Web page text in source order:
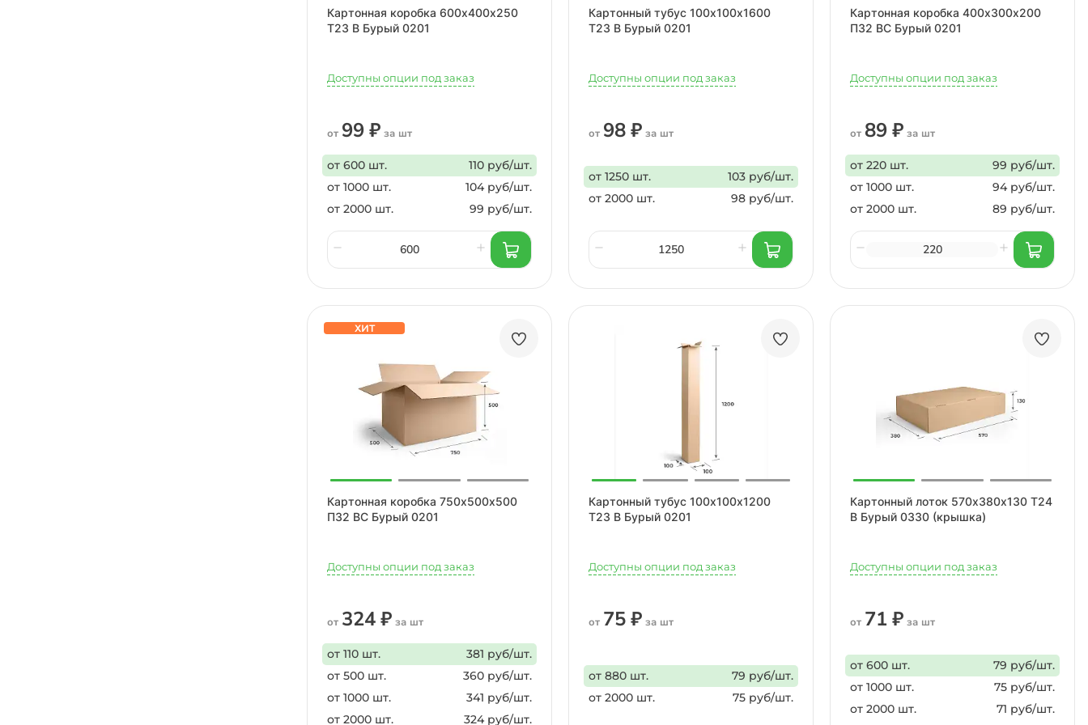
Картонная коробка 600х400х250
Т23 B Бурый 0201
Доступны опции под заказ
от 99 ₽ за шт
от 600 шт.
110 руб/шт.
от 1000 шт.
104 руб/шт.
от 2000 шт.
99 руб/шт.
Картонный тубус 100х100х1600
Т23 B Бурый 0201
Доступны опции под заказ
от 98 ₽ за шт
от 1250 шт.
103 руб/шт.
от 2000 шт.
98 руб/шт.
Картонная коробка 400х300х200
П32 ВС Бурый 0201
Доступны опции под заказ
от 89 ₽ за шт
от 220 шт.
99 руб/шт.
от 1000 шт.
94 руб/шт.
от 2000 шт.
89 руб/шт.
ХИТ
Картонная коробка 750х500х500
П32 ВС Бурый 0201
Доступны опции под заказ
от 324 ₽ за шт
от 110 шт.
381 руб/шт.
от 500 шт.
360 руб/шт.
от 1000 шт.
341 руб/шт.
от 2000 шт.
324 руб/шт.
Картонный тубус 100х100х1200
Т23 B Бурый 0201
Доступны опции под заказ
от 75 ₽ за шт
от 880 шт.
79 руб/шт.
от 2000 шт.
75 руб/шт.
Картонный лоток 570х380х130 Т24
В Бурый 0330 (крышка)
Доступны опции под заказ
от 71 ₽ за шт
от 600 шт.
79 руб/шт.
от 1000 шт.
75 руб/шт.
от 2000 шт.
71 руб/шт.